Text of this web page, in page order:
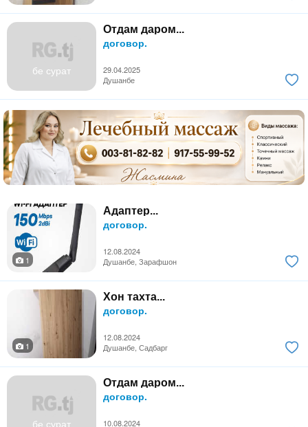
бе сурат
Отдам даром...
договор.
29.04.2025
Душанбе
Адаптер...
договор.
12.08.2024
1
Душанбе, Зарафшон
Хон тахта...
договор.
12.08.2024
1
Душанбе, Садбарг
бе сурат
Отдам даром...
договор.
10.08.2024